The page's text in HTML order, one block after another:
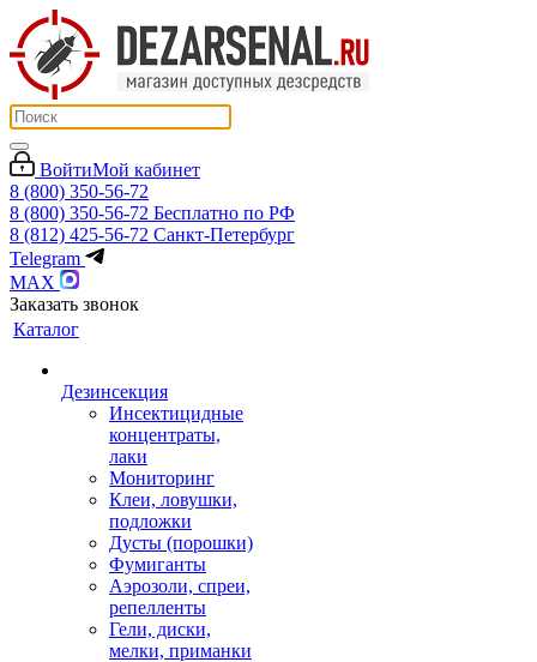
ВойтиМой кабинет
8 (800) 350-56-72
8 (800) 350-56-72 Бесплатно по РФ
8 (812) 425-56-72 Санкт-Петербург
Telegram
MAX
Заказать звонок
Каталог
Дезинсекция
Инсектицидные
концентраты,
лаки
Мониторинг
Клеи, ловушки,
подложки
Дусты (порошки)
Фумиганты
Аэрозоли, спреи,
репелленты
Гели, диски,
мелки, приманки